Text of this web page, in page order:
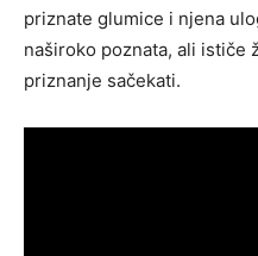
priznate glumice i njena
naširoko poznata, ali ističe
priznanje sačekati.